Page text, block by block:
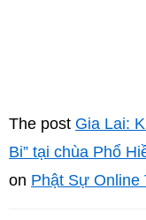
The post Gia Lai:
Bi” tại chùa Phổ
on Phật Sự Online